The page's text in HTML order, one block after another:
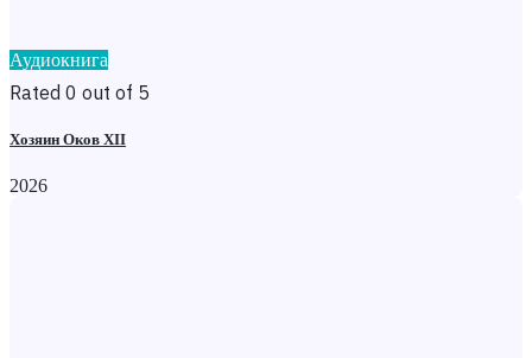
Аудиокнига
Rated 0 out of 5
Хозяин Оков XII
2026